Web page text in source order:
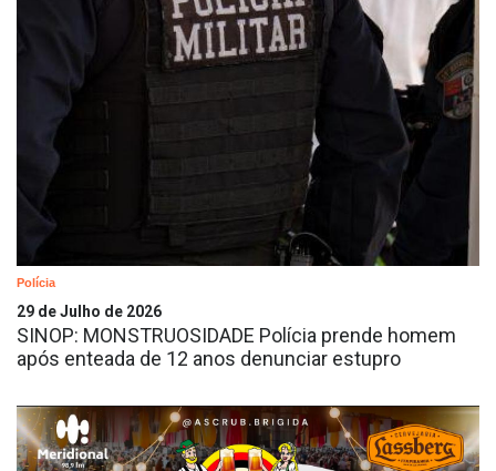
Polícia
29 de Julho de 2026
SINOP: MONSTRUOSIDADE Polícia prende homem
após enteada de 12 anos denunciar estupro